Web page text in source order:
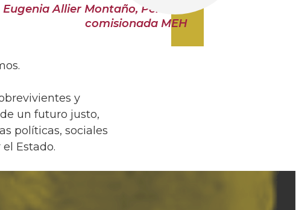
Eugenia Allier Montaño, Persona
comisionada MEH
y
un futuro justo,
políticas, sociales
Estado.